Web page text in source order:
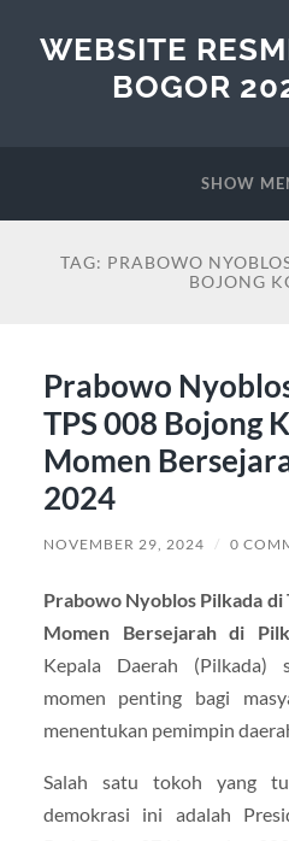
WEBSITE
BOGOR
SHOW
TAG: PRABOWO
BOJONG
Prabowo
TPS 008 Bojong
Momen
2024
NOVEMBER 29, 2024 / 0
Prabowo Nyoblos Pilkada di
Momen Bersejarah di
Kepala Daerah (Pilkada)
momen penting bagi
menentukan pemimpin
Salah satu tokoh yang
demokrasi ini adalah